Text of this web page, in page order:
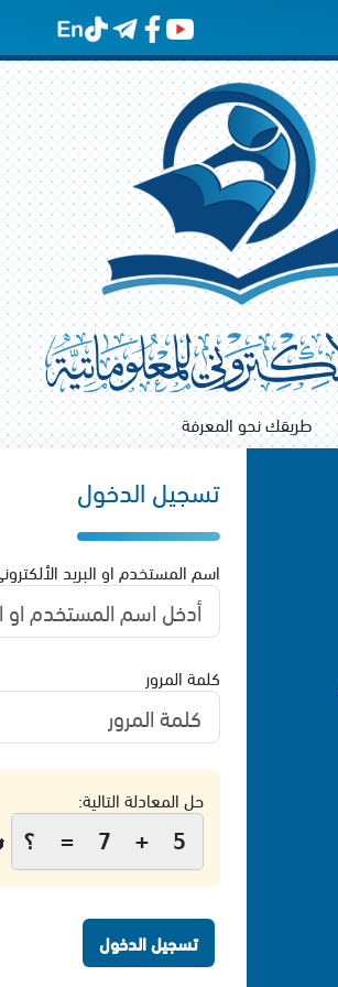
طريقك نحو المعرفة
تسجيل الدخول
اسم المستخدم او البريد
كلمة المرور
حل المعادلة التالية:
5 + 7 = ؟
تسجيل الدخول